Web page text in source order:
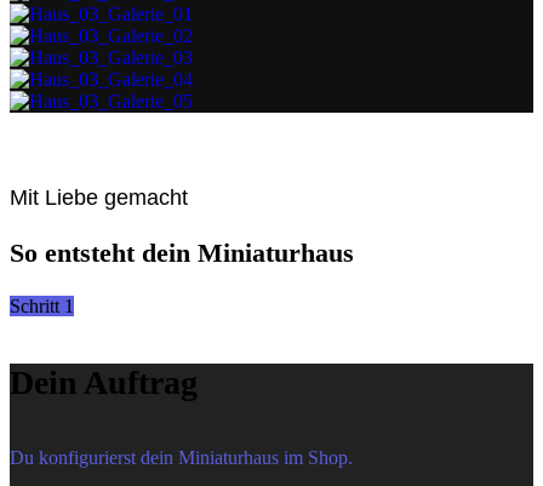
Mit Liebe gemacht
So entsteht dein Miniaturhaus
Schritt 1
Dein Auftrag
Du konfigurierst dein Miniaturhaus im Shop.